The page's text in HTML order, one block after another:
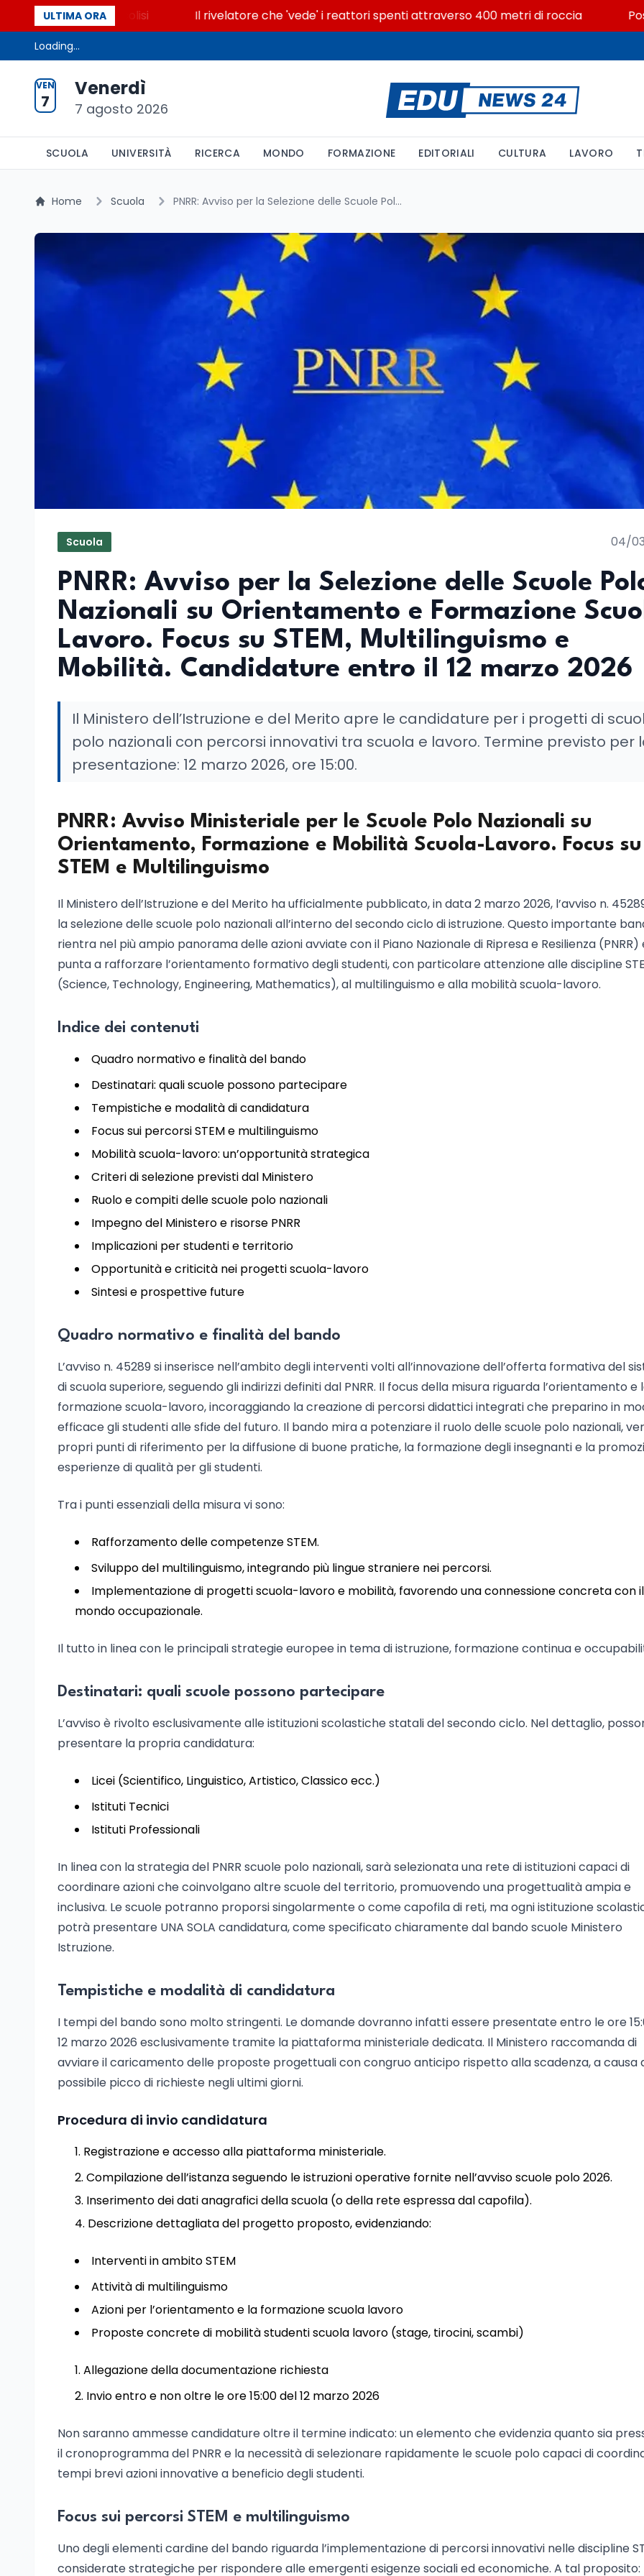
ULTIMA ORA
la glicolisi Il rivelatore che 'vede' i reattori spenti attraverso 400 metri di roccia
Loading...
VEN
7
Venerdì
7 agosto 2026
SCUOLA UNIVERSITÀ RICERCA MONDO FORMAZIONE EDITORIALI CULTURA LAVORO
Home Scuola PNRR: Avviso per la Selezione delle Scuole Polo Nazionali su Orientamento e Formazione Scuola-Lavoro. Focus su STEM, Multilinguismo e Mobilità. Candidature entro il 12 marzo 2026
Scuola 04/
PNRR: Avviso per la Selezione delle Scuole
Nazionali su Orientamento e Formazione
Lavoro. Focus su STEM, Multilinguismo e
Mobilità. Candidature entro il 12 marzo 2026
Il Ministero dell’Istruzione e del Merito apre le candidature per i progetti di
polo nazionali con percorsi innovativi tra scuola e lavoro. Termine previsto per
presentazione: 12 marzo 2026, ore 15:00.
PNRR: Avviso Ministeriale per le Scuole Polo Nazionali su
Orientamento, Formazione e Mobilità Scuola-Lavoro. Focus su
STEM e Multilinguismo
Il Ministero dell’Istruzione e del Merito ha ufficialmente pubblicato, in data 2 marzo 2026, l’avviso n.
la selezione delle scuole polo nazionali all’interno del secondo ciclo di istruzione. Questo importante
rientra nel più ampio panorama delle azioni avviate con il Piano Nazionale di Ripresa e Resilienza (PNRR)
punta a rafforzare l’orientamento formativo degli studenti, con particolare attenzione alle discipline
(Science, Technology, Engineering, Mathematics), al multilinguismo e alla mobilità scuola-lavoro.
Indice dei contenuti
Quadro normativo e finalità del bando
Destinatari: quali scuole possono partecipare
Tempistiche e modalità di candidatura
Focus sui percorsi STEM e multilinguismo
Mobilità scuola-lavoro: un’opportunità strategica
Criteri di selezione previsti dal Ministero
Ruolo e compiti delle scuole polo nazionali
Impegno del Ministero e risorse PNRR
Implicazioni per studenti e territorio
Opportunità e criticità nei progetti scuola-lavoro
Sintesi e prospettive future
Quadro normativo e finalità del bando
L’avviso n. 45289 si inserisce nell’ambito degli interventi volti all’innovazione dell’offerta formativa del
di scuola superiore, seguendo gli indirizzi definiti dal PNRR. Il focus della misura riguarda l’orientamento e
formazione scuola-lavoro, incoraggiando la creazione di percorsi didattici integrati che preparino in
efficace gli studenti alle sfide del futuro. Il bando mira a potenziare il ruolo delle scuole polo nazionali,
propri punti di riferimento per la diffusione di buone pratiche, la formazione degli insegnanti e la
esperienze di qualità per gli studenti.
Tra i punti essenziali della misura vi sono:
Rafforzamento delle competenze STEM.
Sviluppo del multilinguismo, integrando più lingue straniere nei percorsi.
Implementazione di progetti scuola-lavoro e mobilità, favorendo una connessione concreta con il
mondo occupazionale.
Il tutto in linea con le principali strategie europee in tema di istruzione, formazione continua e
Destinatari: quali scuole possono partecipare
L’avviso è rivolto esclusivamente alle istituzioni scolastiche statali del secondo ciclo. Nel dettaglio,
presentare la propria candidatura:
Licei (Scientifico, Linguistico, Artistico, Classico ecc.)
Istituti Tecnici
Istituti Professionali
In linea con la strategia del PNRR scuole polo nazionali, sarà selezionata una rete di istituzioni capaci di
coordinare azioni che coinvolgano altre scuole del territorio, promuovendo una progettualità ampia e
inclusiva. Le scuole potranno proporsi singolarmente o come capofila di reti, ma ogni istituzione
potrà presentare UNA SOLA candidatura, come specificato chiaramente dal bando scuole Ministero
Istruzione.
Tempistiche e modalità di candidatura
I tempi del bando sono molto stringenti. Le domande dovranno infatti essere presentate entro le ore
12 marzo 2026 esclusivamente tramite la piattaforma ministeriale dedicata. Il Ministero raccomanda di
avviare il caricamento delle proposte progettuali con congruo anticipo rispetto alla scadenza, a causa
possibile picco di richieste negli ultimi giorni.
Procedura di invio candidatura
Registrazione e accesso alla piattaforma ministeriale.
Compilazione dell’istanza seguendo le istruzioni operative fornite nell’avviso scuole polo 2026.
Inserimento dei dati anagrafici della scuola (o della rete espressa dal capofila).
Descrizione dettagliata del progetto proposto, evidenziando:
Interventi in ambito STEM
Attività di multilinguismo
Azioni per l’orientamento e la formazione scuola lavoro
Proposte concrete di mobilità studenti scuola lavoro (stage, tirocini, scambi)
Allegazione della documentazione richiesta
Invio entro e non oltre le ore 15:00 del 12 marzo 2026
Non saranno ammesse candidature oltre il termine indicato: un elemento che evidenzia quanto sia
il cronoprogramma del PNRR e la necessità di selezionare rapidamente le scuole polo capaci di
tempi brevi azioni innovative a beneficio degli studenti.
Focus sui percorsi STEM e multilinguismo
Uno degli elementi cardine del bando riguarda l’implementazione di percorsi innovativi nelle discipline
considerate strategiche per rispondere alle emergenti esigenze sociali ed economiche. A tal proposito: